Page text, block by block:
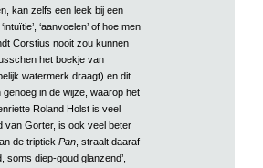
kan zelfs een leek bij een
‘aanvoelen’ of hoe men
Corstius nooit zou kunnen
het boekje van
watermerk draagt) en dit
in de wijze, waarop het
Roland Holst is veel
van Gorter, is ook veel beter
de triptiek Pan, straalt daaraf
diep-goud glanzend’,